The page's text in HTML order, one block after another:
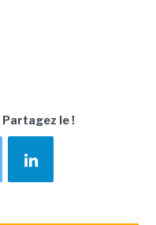
Partagez le !